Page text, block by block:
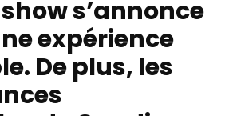
s’annonce
expérience
De plus, les